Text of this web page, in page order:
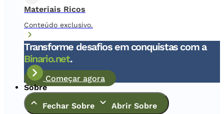
Materiais Ricos
Conteúdo exclusivo.
Transforme desafios em conquistas com a
Binario.net.
Começar agora
Sobre
Fechar Sobre
Abrir Sobre